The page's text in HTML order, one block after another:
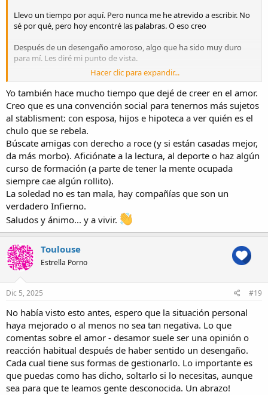
Llevo un tiempo por aquí. Pero nunca me he atrevido a escribir. No
sé por qué, pero hoy encontré las palabras. O eso creo
Después de un desengaño amoroso, algo que ha sido muy duro
para mí. Les diré mi punto de vista.
Yo no creo en el amor. Eso es algo momentáneo, que te ilusiona,
pero que se desvanece. Se pierde. Pensé que el ser detallista,
atento, cariñoso, hacer que tu pareja se sienta algo importante, que
se sienta única. Que no le falte nada. Pensé que eso era importante
para mantener la relación. Pero no fue así.
Como dije. Ya no creo en el amor. Solo busco una compañera, una
amiga, alguien que me aporte felicidad y que no quiera coger de mi
felicidad, alguien que comparta aficiones, que nos gustemos. Bueno
alguien así. Que podamos ser un equipo y que nos seamos leales.
Con alguien así. Puedo estar toda la vida.
Así que que desde ahora. Quiero alguien así. No me importa
mantenerla. No me interpreten mal. Considero que el dinero es de
Intentaré que no le falte de nada y que viva cómoda.
Bueno. Solo quería expresarme. Y puede que esto sea un grito de
ayuda.
alguien con quien poder ver una peli, cenar. O simplemente hablar
de tonterías.
Un abrazo.
Gracias por escucharme. Digo leerme.
Hacer clic para expandir...
Yo también hace mucho tiempo que dejé de creer en el amor.
Creo que es una convención social para tenernos más sujetos
al stablisment: con esposa, hijos e hipoteca a ver quién es el
chulo que se rebela.
Búscate amigas con derecho a roce (y si están casadas mejor,
da más morbo). Aficiónate a la lectura, al deporte o haz algún
curso de formación (a parte de tener la mente ocupada
siempre cae algún rollito).
La soledad no es tan mala, hay compañías que son un
verdadero Infierno.
Saludos y ánimo... y a vivir.
Toulouse
Estrella Porno
Dic 5, 2025 #19
No había visto esto antes, espero que la situación personal
haya mejorado o al menos no sea tan negativa. Lo que
comentas sobre el amor - desamor suele ser una opinión o
reacción habitual después de haber sentido un desengaño.
Cada cual tiene sus formas de gestionarlo. Lo importante es
que puedas como has dicho, soltarlo si lo necesitas, aunque
sea para que te leamos gente desconocida. Un abrazo!